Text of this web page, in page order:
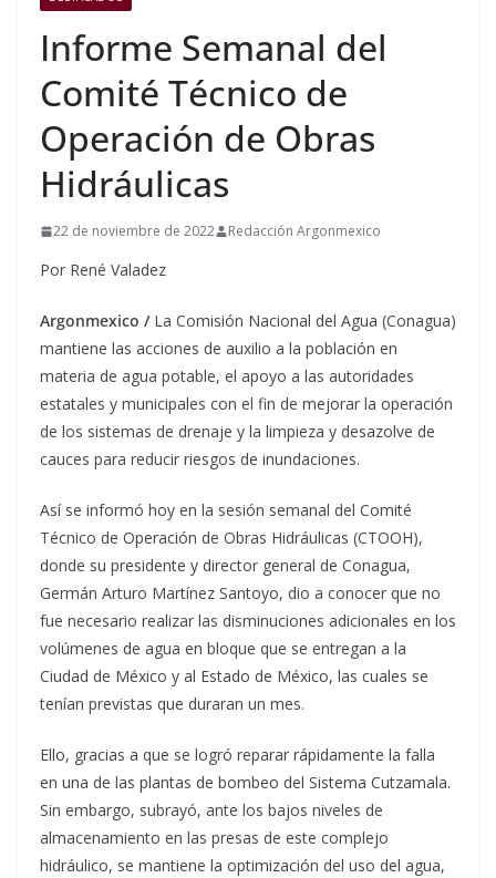
Informe Semanal del
Comité Técnico de
Operación de Obras
Hidráulicas
22 de noviembre de 2022 Redacción Argonmexico
Por René Valadez
Argonmexico / La Comisión Nacional del Agua (Conagua)
mantiene las acciones de auxilio a la población en
materia de agua potable, el apoyo a las autoridades
estatales y municipales con el fin de mejorar la operación
de los sistemas de drenaje y la limpieza y desazolve de
cauces para reducir riesgos de inundaciones.
Así se informó hoy en la sesión semanal del Comité
Técnico de Operación de Obras Hidráulicas (CTOOH),
donde su presidente y director general de Conagua,
Germán Arturo Martínez Santoyo, dio a conocer que no
fue necesario realizar las disminuciones adicionales en los
volúmenes de agua en bloque que se entregan a la
Ciudad de México y al Estado de México, las cuales se
tenían previstas que duraran un mes.
Ello, gracias a que se logró reparar rápidamente la falla
en una de las plantas de bombeo del Sistema Cutzamala.
Sin embargo, subrayó, ante los bajos niveles de
almacenamiento en las presas de este complejo
hidráulico, se mantiene la optimización del uso del agua,